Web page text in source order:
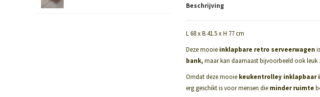
Beschrijving
L 68 x B 41.5 x H 77 cm
Deze mooie inklapbare retro serveerwagen
bank,maar kan daarnaast bijvoorbeeld ook leuk
Omdat deze mooie keukentrolley inklapbaar
erg geschikt is voor mensen die minder ruimte